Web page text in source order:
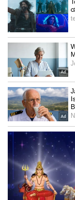
లండన్
పారిస్‌లో భారత
విమానాశ్రయంలో
ఫోటోను
అవసరం లేదనీ,
కొనియాడారు.
5